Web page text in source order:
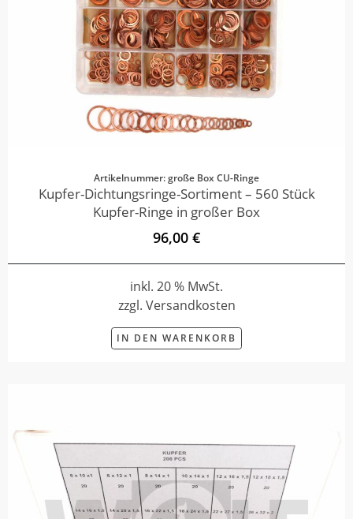
Artikelnummer: große Box CU-Ringe
Kupfer-Dichtungsringe-Sortiment – 560 Stück
Kupfer-Ringe in großer Box
96,00 €
inkl. 20 % MwSt.
zzgl. Versandkosten
IN DEN WARENKORB